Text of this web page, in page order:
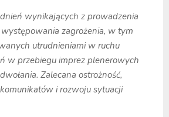
wynikających z prowadzenia
występowania zagrożenia, w tym
utrudnieniami w ruchu
w przebiegu imprez plenerowych
Zalecana ostrożność,
i rozwoju sytuacji